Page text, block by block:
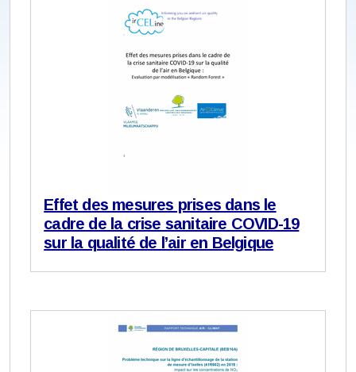
Effet des mesures prises dans le
cadre de la crise sanitaire COVID-19
sur la qualité de l’air en Belgique